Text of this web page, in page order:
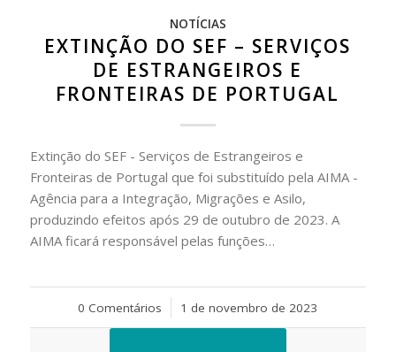
NOTÍCIAS
EXTINÇÃO DO SEF – SERVIÇOS
DE ESTRANGEIROS E
FRONTEIRAS DE PORTUGAL
Extinção do SEF - Serviços de Estrangeiros e
Fronteiras de Portugal que foi substituído pela AIMA -
Agência para a Integração, Migrações e Asilo,
produzindo efeitos após 29 de outubro de 2023. A
AIMA ficará responsável pelas funções…
0 Comentários
/ 1 de novembro de 2023